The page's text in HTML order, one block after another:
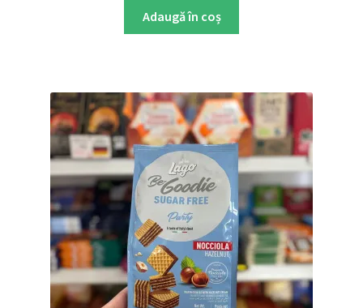
Adaugă în coș